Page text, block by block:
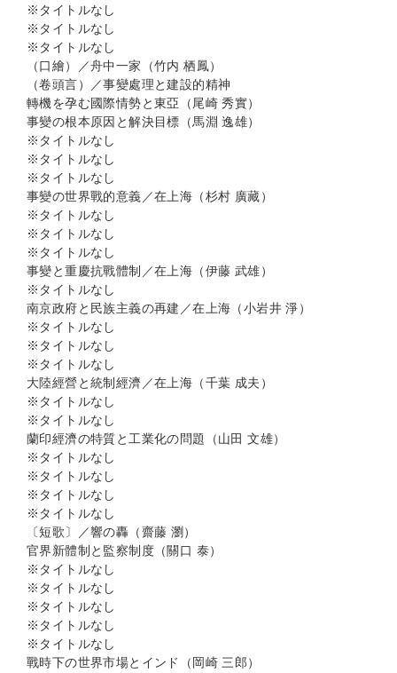
※タイトルなし
※タイトルなし
※タイトルなし
（口繪）／舟中一家（竹内 栖鳳）
（卷頭言）／事變處理と建設的精神
轉機を孕む國際情勢と東亞（尾崎 秀實）
事變の根本原因と解決目標（馬淵 逸雄）
※タイトルなし
※タイトルなし
※タイトルなし
事變の世界戰的意義／在上海（杉村 廣藏）
※タイトルなし
※タイトルなし
※タイトルなし
事變と重慶抗戰體制／在上海（伊藤 武雄）
※タイトルなし
南京政府と民族主義の再建／在上海（小岩井 淨）
※タイトルなし
※タイトルなし
※タイトルなし
大陸經營と統制經濟／在上海（千葉 成夫）
※タイトルなし
※タイトルなし
蘭印經濟の特質と工業化の問題（山田 文雄）
※タイトルなし
※タイトルなし
※タイトルなし
※タイトルなし
〔短歌〕／響の轟（齋藤 瀏）
官界新體制と監察制度（關口 泰）
※タイトルなし
※タイトルなし
※タイトルなし
※タイトルなし
※タイトルなし
戰時下の世界市場とインド（岡崎 三郎）